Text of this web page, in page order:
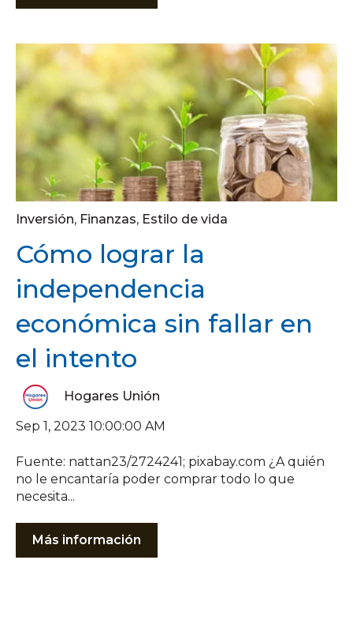
Inversión, Finanzas, Estilo de vida
Cómo lograr la
independencia
económica sin fallar en
el intento
Hogares Unión
Sep 1, 2023 10:00:00 AM
Fuente: nattan23/2724241; pixabay.com ¿A quién
no le encantaría poder comprar todo lo que
necesita...
Más información